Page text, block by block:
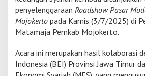
E
S
M
o
o
k
e
penyelenggaraan Roadshow Pasar
Mojokerto pada Kamis (3/7/2025) di
Matamaja Pemkab Mojokerto.
Acara ini merupakan hasil kolaborasi
Indonesia (BEI) Provinsi Jawa Timur